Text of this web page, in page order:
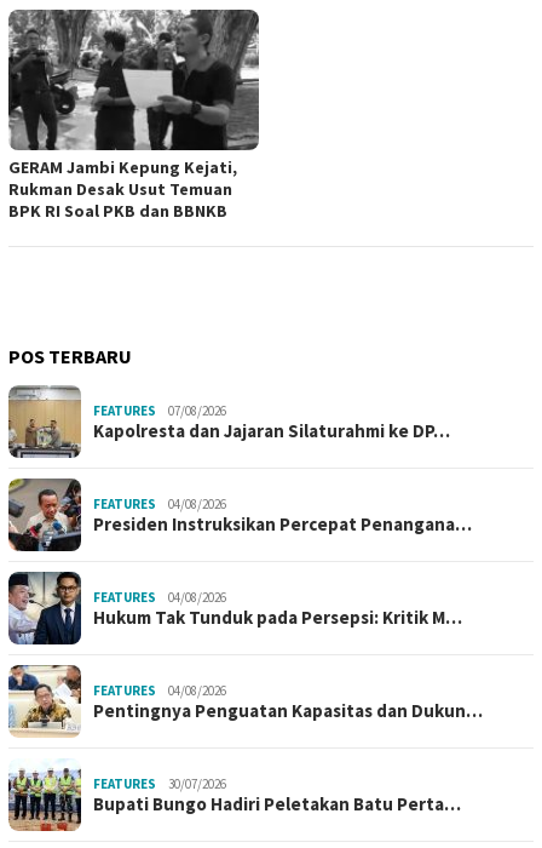
GERAM Jambi Kepung Kejati,
Rukman Desak Usut Temuan
BPK RI Soal PKB dan BBNKB
POS TERBARU
FEATURES 07/08/2026
Kapolresta dan Jajaran Silaturahmi ke DP…
FEATURES 04/08/2026
Presiden Instruksikan Percepat Penangana…
FEATURES 04/08/2026
Hukum Tak Tunduk pada Persepsi: Kritik M…
FEATURES 04/08/2026
Pentingnya Penguatan Kapasitas dan Dukun…
FEATURES 30/07/2026
Bupati Bungo Hadiri Peletakan Batu Perta…